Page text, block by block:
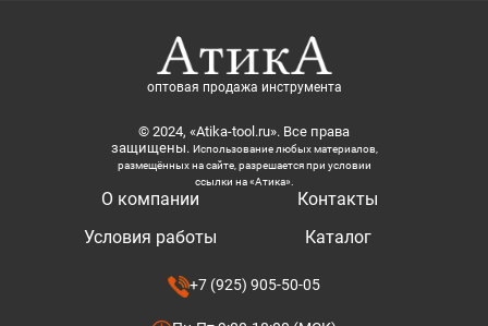
оптовая продажа инструмента
© 2024, «Atika-tool.ru». Все права
защищены. Использование любых материалов,
размещённых на сайте, разрешается при условии
ссылки на «Атика».
О компании
Условия работы
Контакты
Каталог
+7 (925) 905-50-05